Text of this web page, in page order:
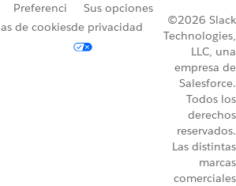
Preferenci
as de cookies
Sus opciones
de privacidad
©2026 Slack
Technologies,
LLC, una
empresa de
Salesforce.
Todos los
derechos
reservados.
Las distintas
marcas
comerciales